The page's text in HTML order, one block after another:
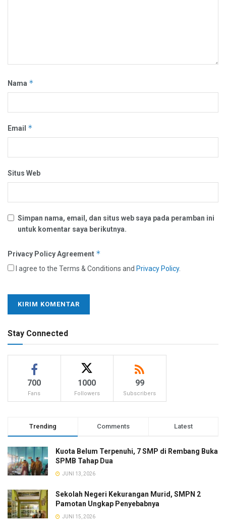
Nama *
Email *
Situs Web
Simpan nama, email, dan situs web saya pada peramban ini
untuk komentar saya berikutnya.
Privacy Policy Agreement *
I agree to the Terms & Conditions and Privacy Policy.
Stay Connected
700
Fans
1000
Followers
99
Subscribers
Trending Comments Latest
Kuota Belum Terpenuhi, 7 SMP di Rembang Buka
SPMB Tahap Dua
JUNI 13, 2026
Sekolah Negeri Kekurangan Murid, SMPN 2
Pamotan Ungkap Penyebabnya
JUNI 15, 2026